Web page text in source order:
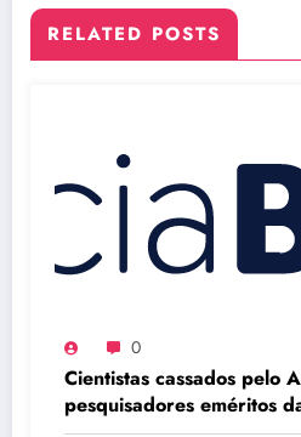
RELATED POSTS
0
Cientistas cassados pelo
pesquisadores eméritos